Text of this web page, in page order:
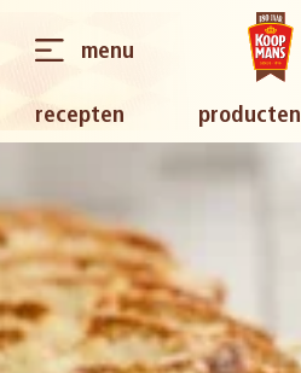
recepten producten
menu